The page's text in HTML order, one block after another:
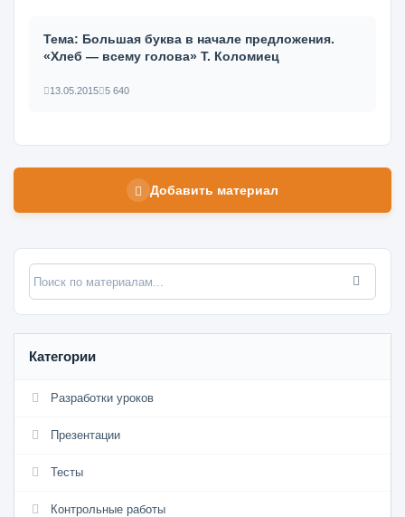
Тема: Большая буква в начале предложения.
«Хлеб — всему голова» Т. Коломиец
13.05.2015 5 640
Добавить материал
Категории
Разработки уроков
Презентации
Тесты
Контрольные работы